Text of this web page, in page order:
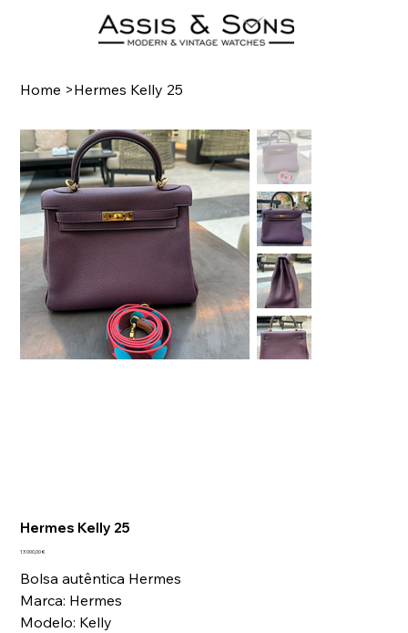
Home >Hermes Kelly 25
Hermes Kelly 25
Preço
13 000,00 €
Bolsa autêntica Hermes
Marca: Hermes
Modelo: Kelly